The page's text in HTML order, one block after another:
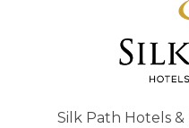
Silk Path Hotels